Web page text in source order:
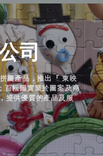
司
圖產品，推出『 東映
百耘圖實業於圖案及商
提供優質的產品及服